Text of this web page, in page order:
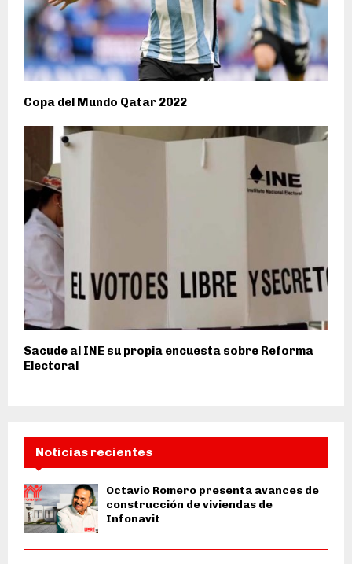
Copa del Mundo Qatar 2022
Sacude al INE su propia encuesta sobre Reforma
Electoral
Noticias recientes
Octavio Romero presenta avances de
construcción de viviendas de
Infonavit